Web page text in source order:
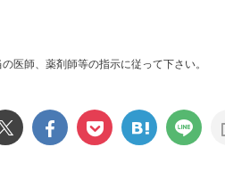
医師、薬剤師等の指示に従って下さい。